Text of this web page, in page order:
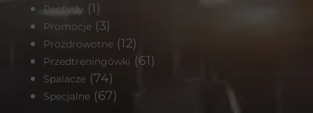
Peptydy (1)
Promocje (3)
Prozdrowotne (12)
Przedtreningówki (61)
Spalacze (74)
Specjalne (67)